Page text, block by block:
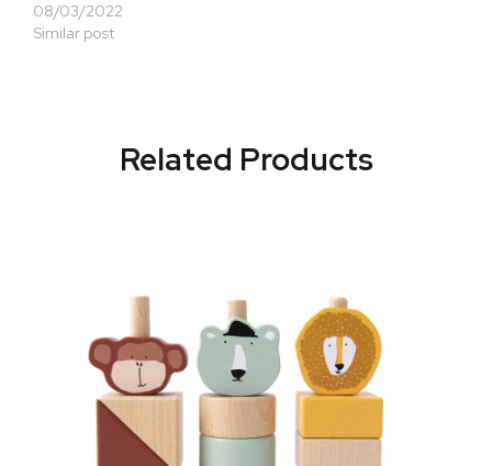
08/03/2022
Similar post
Related Products